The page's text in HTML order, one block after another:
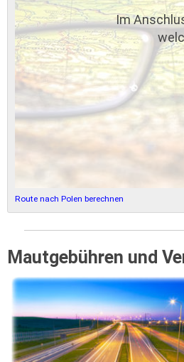
Im
Route nach Polen berechnen
Mautgebühren und